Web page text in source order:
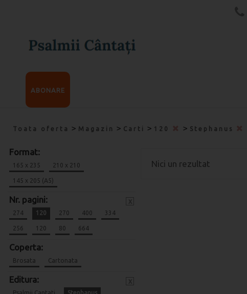
ABONARE
Toata oferta > Magazin > Carti > 120 > Stephanus
Format:
165 x 235 210 x 210
145 x 205 (A5)
Nr. pagini:
274 120 270 400 334
256 120 80 664
Coperta:
Brosata Cartonata
Editura:
Nici un rezultat